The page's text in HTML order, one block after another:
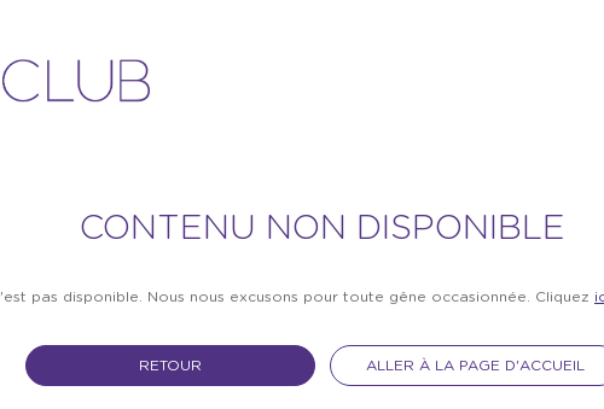
CONTENU NON DISPONIBLE
pas disponible. Nous nous excusons pour toute gêne occasionnée. Cliquez
RETOUR ALLER À LA PAGE D'ACCUEIL